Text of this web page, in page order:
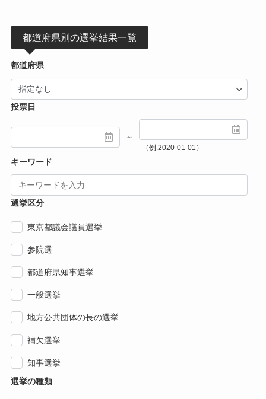
都道府県別の選挙結果一覧
都道府県
投票日
～
（例:2020-01-01）
キーワード
選挙区分
東京都議会議員選挙
参院選
都道府県知事選挙
一般選挙
地方公共団体の長の選挙
補欠選挙
知事選挙
選挙の種類